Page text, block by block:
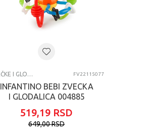
ZVEČKE I GLODALICE FV22115077
INFANTINO BEBI ZVECKA
I GLODALICA 004885
519,19 RSD
649,00RSD